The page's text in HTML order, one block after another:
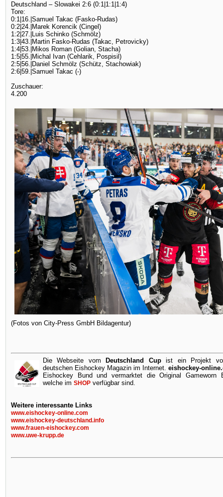
Deutschland – Slowakei 2:6 (0:1|1:1|1:4)
Tore:
0:1|16.|Samuel Takac (Fasko-Rudas)
0:2|24.|Marek Korencik (Cingel)
1:2|27.|Luis Schinko (Schmölz)
1:3|43.|Martin Fasko-Rudas (Takac, Petrovicky)
1:4|53.|Mikos Roman (Golian, Stacha)
1:5|55.|Michal Ivan (Cehlarik, Pospisil)
2:5|56.|Daniel Schmölz (Schütz, Stachowiak)
2:6|59.|Samuel Takac (-)
Zuschauer:
4.200
(Fotos von City-Press GmbH Bildagentur)
Die Webseite vom Deutschland Cupist ein Projekt
deutschen Eishockey Magazin im Internet. eishockey-
Eishockey Bund und vermarktet die Original Gameworn
welche im SHOP verfügbar sind.
Weitere interessante Links
www.eishockey-online.com
www.eishockey-deutschland.info
www.frauen-eishockey.com
www.uwe-krupp.de